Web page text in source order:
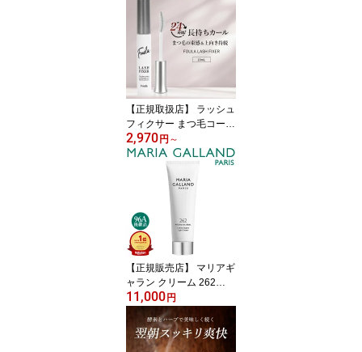
【正規取扱店】 ラッシュ
フィクサー まつ毛コーテ
ィング剤 マツエク コー
ティング剤 foula 透明マ
スカラ カールキープ 束
感 まつげコーティング
げエクステ マスカラ下地
まつエク用 セパレート
化粧品
2,970 円 ～
【正規販売店】 マリアギ
ャラン クリーム 262
【マリアギャラン96A後
継品】 【国内正規品】
保湿 美容クリーム オー
ルシーズン 50mL スキン
11,000 円